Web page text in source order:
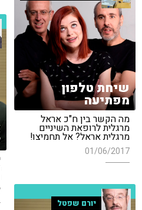
שיחת טלפון
מפתיעה
מה הקשר בין ח"כ אראל
מרגלית לרופאת השיניים
מרגלית אראל? אל תחמיצו!
01/06/2017
יורם שפטל